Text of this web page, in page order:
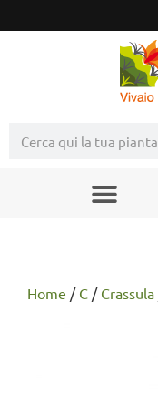
Home / C / Crassula